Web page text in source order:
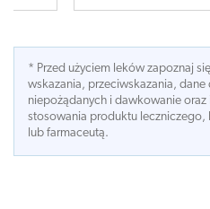
* Przed użyciem leków zapoznaj
wskazania, przeciwskazania, dane
niepożądanych i dawkowanie
stosowania produktu leczniczego,
lub farmaceutą.